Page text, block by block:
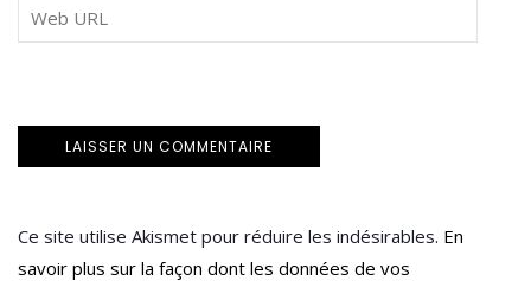
Ce site utilise Akismet pour réduire les indésirables. En
savoir plus sur la façon dont les données de vos